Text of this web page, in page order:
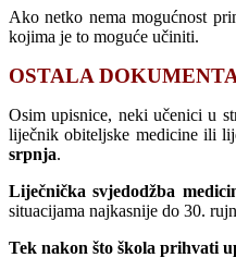
Ako netko nema mogućnost
kojima je to moguće učiniti.
OSTALA
Osim upisnice, neki učenici u
liječnik obiteljske medicine ili
srpnja.
Liječnička svjedodžba
situacijama najkasnije do 30.
Tek nakon što škola prihvati